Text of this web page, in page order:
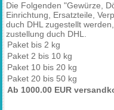
Die Folgenden "Gewürze,
Einrichtung, Ersatzteile,
duch DHL zugestellt
zustellung duch DHL.
Paket bis 2 kg
Paket 2 bis 10 kg
Paket 10 bis 20 kg
Paket 20 bis 50 kg
Ab 1000.00 EUR